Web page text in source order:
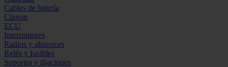
Cables de batería
Claxon
ECU
Interruptores
Radios y altavoces
Relés y fusibles
Soportes y fijaciones